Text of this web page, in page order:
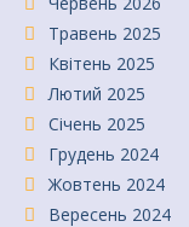
Травень 2025
Квітень 2025
Лютий 2025
Січень 2025
Грудень 2024
Жовтень 2024
Вересень 2024